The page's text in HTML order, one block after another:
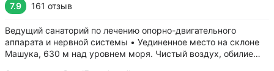
7.9 161 отзыв
Ведущий санаторий по лечению опорно-двигательного
аппарата и нервной системы • Уединенное место на склоне
Машука, 630 м над уровнем моря. Чистый воздух, обилие